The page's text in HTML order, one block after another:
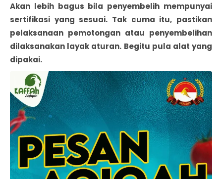
Akan lebih bagus bila penyembelih mempunyai
sertifikasi yang sesuai. Tak cuma itu, pastikan
pelaksanaan pemotongan atau penyembelihan
dilaksanakan layak aturan. Begitu pula alat yang
dipakai.